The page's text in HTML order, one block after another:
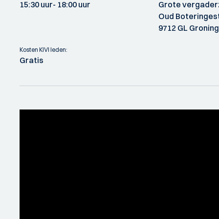
15:30 uur- 18:00 uur
Grote
Oud
9712 GL
Kosten KIVI leden:
Gratis